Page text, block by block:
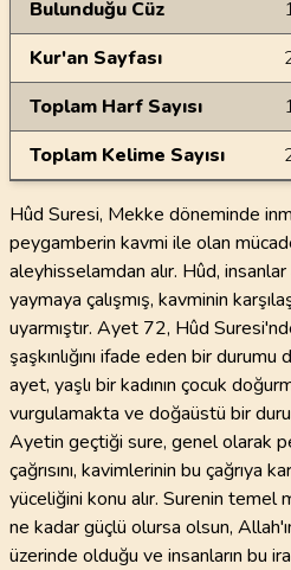
Bulunduğu Cüz
Kur'an Sayfası
Toplam Harf Sayısı
Toplam Kelime Sayısı
Hûd Suresi, Mekke döneminde
peygamberin kavmi ile olan
aleyhisselamdan alır. Hûd, insanlar
yaymaya çalışmış, kavminin
uyarmıştır. Ayet 72, Hûd
şaşkınlığını ifade eden bir
ayet, yaşlı bir kadının çocuk
vurgulamakta ve doğaüstü bir
Ayetin geçtiği sure, genel olarak
çağrısını, kavimlerinin bu çağrıya
yüceliğini konu alır. Surenin temel
ne kadar güçlü olursa olsun,
üzerinde olduğu ve insanların bu